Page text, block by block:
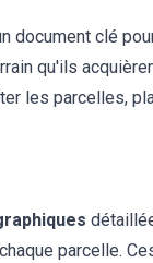
document clé
qu'ils
les parcelles,
parcelle.